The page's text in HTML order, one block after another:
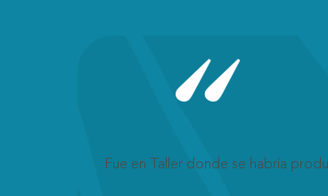
Fue en Taller donde se habría